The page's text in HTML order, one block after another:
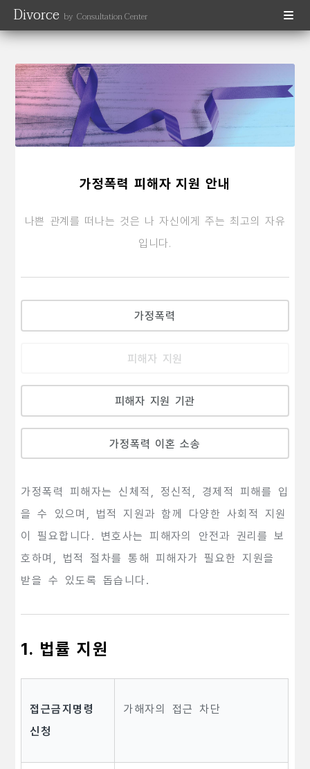
Divorce by Consultation Center
가정폭력 피해자 지원 안내
나쁜 관계를 떠나는 것은 나 자신에게 주는 최고의 자유
입니다.
가정폭력
피해자 지원
피해자 지원 기관
가정폭력 이혼 소송
가정폭력 피해자는 신체적, 정신적, 경제적 피해를 입
을 수 있으며, 법적 지원과 함께 다양한 사회적 지원
이 필요합니다. 변호사는 피해자의 안전과 권리를 보
호하며, 법적 절차를 통해 피해자가 필요한 지원을
받을 수 있도록 돕습니다.
1. 법률 지원
접근금지명령
신청
가해자의 접근 차단